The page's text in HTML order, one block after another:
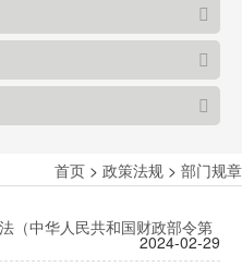
首页 > 政策法规 > 部门规章
（中华人民共和国财政部令第
2024-02-29